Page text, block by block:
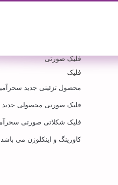
فلیک صورتی
فلیک
محصول تزئینی جدید
فلیک صورتی محصولی جدید
فلیک شکلاتی صورتی
کاورینگ و اینکلوژن می باشد.